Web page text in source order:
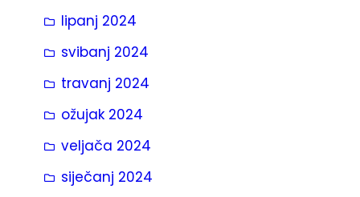
lipanj 2024
svibanj 2024
travanj 2024
ožujak 2024
veljača 2024
siječanj 2024